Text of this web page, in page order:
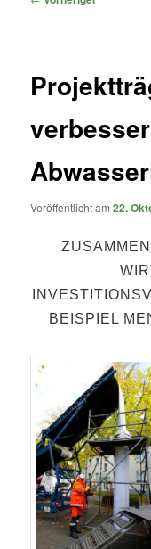
Veröffentlicht am22.
BEISPIEL